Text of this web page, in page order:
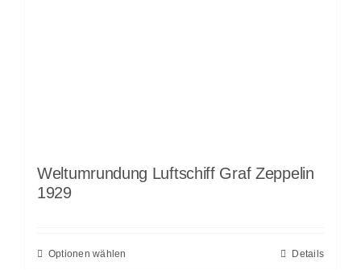
Weltumrundung Luftschiff Graf Zeppelin
1929
Optionen wählen Details